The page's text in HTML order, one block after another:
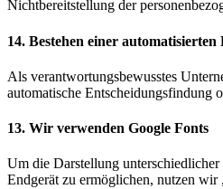
Nichtbereitstellung der
14. Bestehen einer
Als verantwortungsbewusstes
automatische Entscheidungsfindung
13. Wir verwenden Google Fonts
Um die Darstellung
Endgerät zu ermöglichen, nutzen wir